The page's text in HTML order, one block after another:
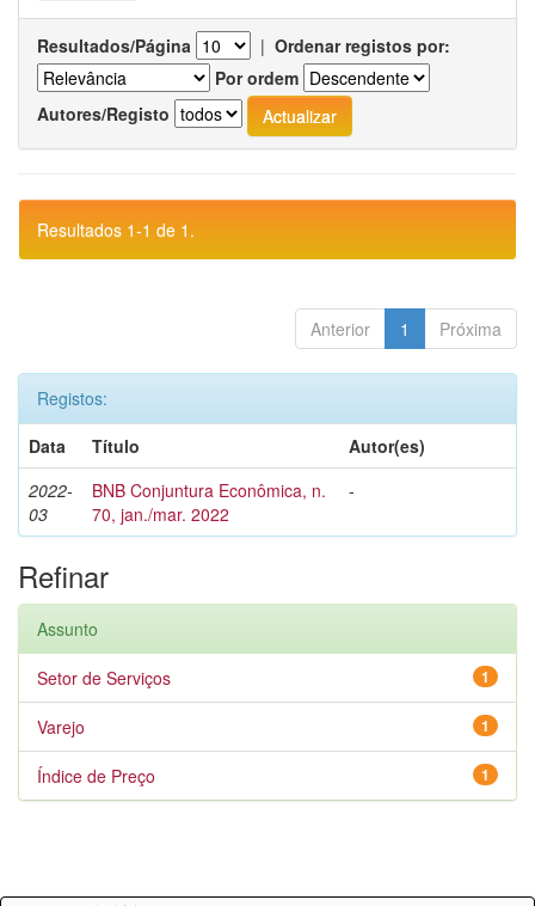
Resultados/Página | Ordenar registos por:
Por ordem
Autores/Registo
Resultados 1-1 de 1.
Anterior 1 Próxima
Registos:
Data
Título
Autor(es)
2022-
03
BNB Conjuntura Econômica, n.
70, jan./mar. 2022
-
Refinar
Assunto
1
Setor de Serviços
1
Varejo
1
Índice de Preço